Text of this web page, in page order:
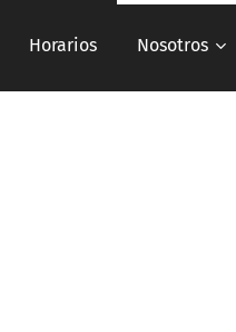
Horarios Nosotros